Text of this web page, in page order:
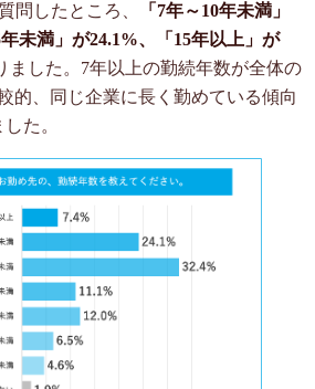
問したところ、
「7年～10年未満」
未満」が24.1%、「15年以上」が
ました。7年以上の勤続年数が全体の
的、同じ企業に長く勤めている傾向
た。